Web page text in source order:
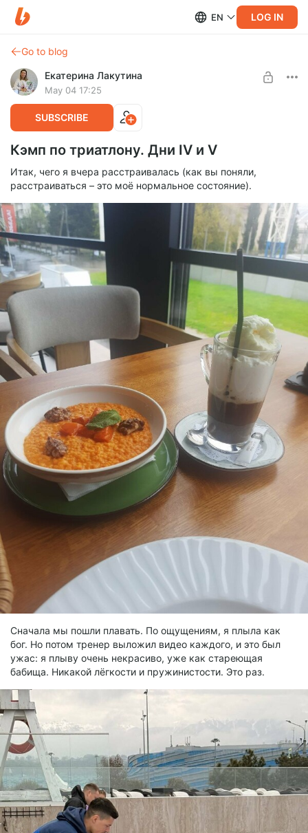
EN LOG IN
Go to blog
Екатерина Лакутина
May 04 17:25
SUBSCRIBE
Кэмп по триатлону. Дни IV и V
Итак, чего я вчера расстраивалась (как вы поняли,
расстраиваться – это моё нормальное состояние).
Сначала мы пошли плавать. По ощущениям, я плыла как
бог. Но потом тренер выложил видео каждого, и это был
ужас: я плыву очень некрасиво, уже как стареющая
бабища. Никакой лёгкости и пружинистости. Это раз.